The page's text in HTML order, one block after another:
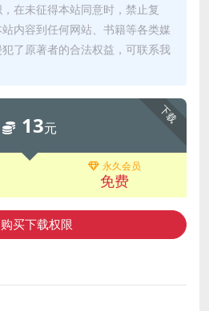
在未征得本站同意时，禁止复
内容到任何网站、书籍等各类媒
了原著者的合法权益，可联系我
下载
13元
永久会员
免费
购买下载权限